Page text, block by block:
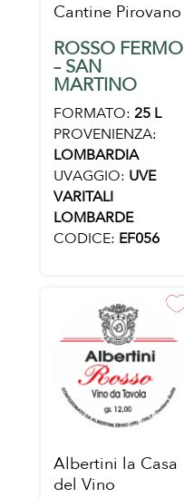
Cantine Pirovano
ROSSO FERMO
– SAN
MARTINO
FORMATO: 25 L
PROVENIENZA:
LOMBARDIA
UVAGGIO: UVE
VARITALI
LOMBARDE
CODICE: EF056
Albertini la Casa
del Vino